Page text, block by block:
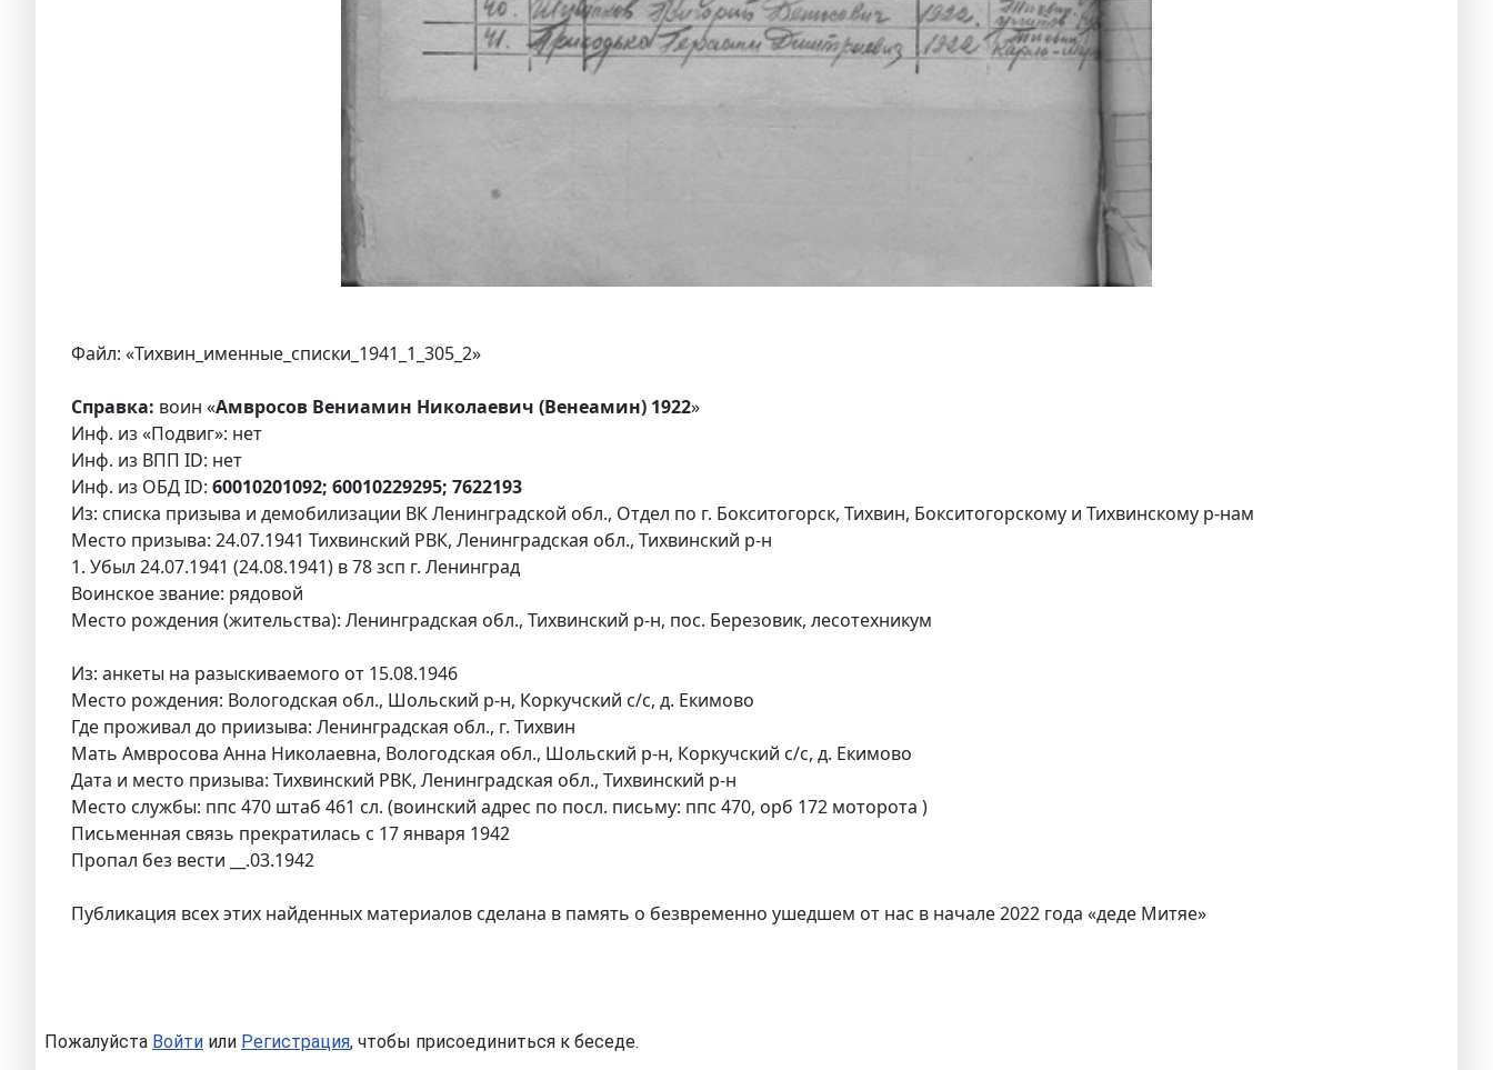
Файл: «Тихвин_именные_списки_1941_1_305_2»
Справка: воин «Амвросов Вениамин Николаевич (Венеамин) 1922»
Инф. из «Подвиг»: нет
Инф. из ВПП ID: нет
Инф. из ОБД ID: 60010201092; 60010229295; 7622193
Из: списка призыва и демобилизации ВК Ленинградской обл., Отдел по г. Бокситогорск, Тихвин, Бокситогорскому и Тихвинскому р-нам
Место призыва: 24.07.1941 Тихвинский РВК, Ленинградская обл., Тихвинский р-н
1. Убыл 24.07.1941 (24.08.1941) в 78 зсп г. Ленинград
Воинское звание: рядовой
Место рождения (жительства): Ленинградская обл., Тихвинский р-н, пос. Березовик, лесотехникум
Из: анкеты на разыскиваемого от 15.08.1946
Место рождения: Вологодская обл., Шольский р-н, Коркучский с/с, д. Екимово
Где проживал до приизыва: Ленинградская обл., г. Тихвин
Мать Амвросова Анна Николаевна, Вологодская обл., Шольский р-н, Коркучский с/с, д. Екимово
Дата и место призыва: Тихвинский РВК, Ленинградская обл., Тихвинский р-н
Место службы: ппс 470 штаб 461 сл. (воинский адрес по посл. письму: ппс 470, орб 172 моторота )
Письменная связь прекратилась с 17 января 1942
Пропал без вести __.03.1942
Публикация всех этих найденных материалов сделана в память о безвременно ушедшем от нас в начале 2022 года «деде Митяе»
Пожалуйста Войти или Регистрация, чтобы присоединиться к беседе.